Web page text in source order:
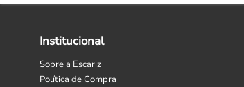
Institucional
Sobre a Escariz
Política de Compra